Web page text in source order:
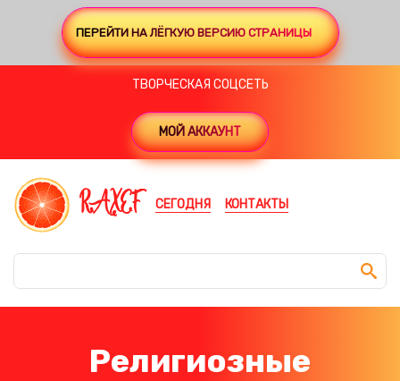
ПЕРЕЙТИ НА ЛЁГКУЮ ВЕРСИЮ СТРАНИЦЫ
ТВОРЧЕСКАЯ СОЦСЕТЬ
МОЙ АККАУНТ
RAXEF СЕГОДНЯ КОНТАКТЫ
Религиозные